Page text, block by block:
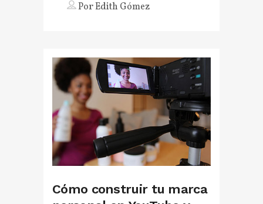
PorEdith Gómez
Cómo construir tu marca